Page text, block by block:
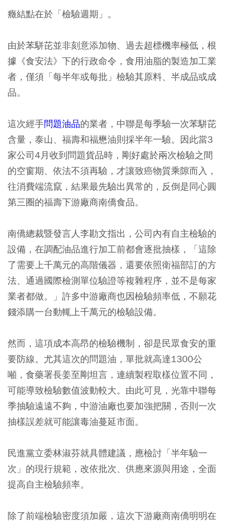
癥結點在於「檢驗週期」。
由於苯駢芘並非刻意添加物、過去超標機率極低，根
據《食安法》下的行政命令，食用油脂的製造加工業
者，僅須「每半年或每批」檢驗其原料、半成品或成
品。
這次經手問題油品的業者，中聯是每季驗一次苯駢芘
含量，泰山、福壽和福懋油則採半年一驗。因此當3
家公司4月收到問題貨品時，剛好處於兩次檢驗之間
的空窗期、依法不須再驗，才讓致癌物質乘隙而入，
往消費端流竄，結果最先驗出異常的，反倒是同心圓
第三圈的福壽下游廠商南僑食品。
南僑總裁暨發言人李勘文指出，公司內有自主檢驗的
設備，在調配油品進行加工前都會逐批抽樣，「這除
了需要上千萬元的高階儀器，還要依照衛福部訂的方
法、通過國際檢測單位驗證等複雜程序，並不是每家
業者都做。」許多中游廠商也因檢驗頻率低，不願花
錢添購一台動輒上千萬元的檢驗設備。
然而，這項成本高昂的檢驗機制，卻是民眾食安的重
要防線。尤其這次的問題油，單批就高達1300公
噸，食藥署長姜至剛坦言，連續製程取樣位置不同，
可能導致檢驗數值波動較大。由此可見，光靠中聯每
季抽驗遠遠不夠，中游油廠也要加強把關，否則一次
抽樣誤差就可能讓毒油蔓延市面。
民進黨立委林淑芬就具體建議，應檢討「半年驗一
次」的現行規範，改依批次、供應來源與用途，全面
提高自主檢驗頻率。
除了前端檢驗密度須加嚴，這次下游廠商南僑明明在